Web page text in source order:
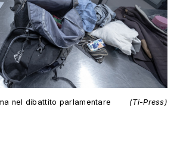
nel dibattito parlamentare (Ti-Press)